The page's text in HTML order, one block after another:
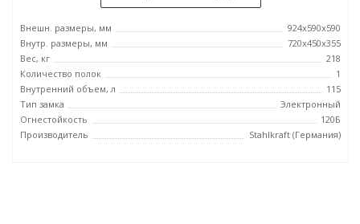
Внешн. размеры, мм
924x590x590
Внутр. размеры, мм
720x450x355
Вес, кг
218
Количество полок
1
Внутренний объем, л
115
Тип замка
Электронный
Огнестойкость
120Б
Производитель
Stahlkraft (Германия)